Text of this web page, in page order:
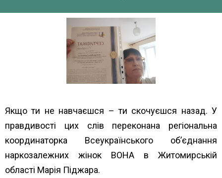
Якщо ти не навчаєшся – ти скочуєшся назад. У
правдивості цих слів переконана регіональна
координаторка Всеукраїнського об’єднання
наркозалежних жінок ВОНА в Житомирській
області Марія Піджара.